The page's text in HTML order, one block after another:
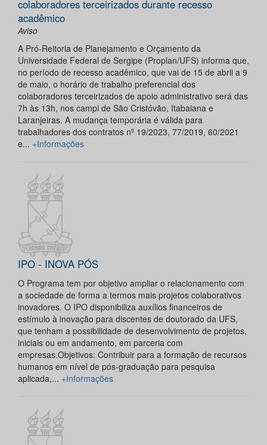
colaboradores terceirizados durante recesso
acadêmico
Aviso
A Pró-Reitoria de Planejamento e Orçamento da
Universidade Federal de Sergipe (Proplan/UFS) informa que,
no período de recesso acadêmico, que vai de 15 de abril a 9
de maio, o horário de trabalho preferencial dos
colaboradores terceirizados de apoio administrativo será das
7h às 13h, nos campi de São Cristóvão, Itabaiana e
Laranjeiras. A mudança temporária é válida para
trabalhadores dos contratos nº 19/2023, 77/2019, 60/2021
e... +Informações
IPO - INOVA PÓS
O Programa tem por objetivo ampliar o relacionamento com
a sociedade de forma a termos mais projetos colaborativos
inovadores. O IPO disponibiliza auxílios financeiros de
estímulo à inovação para discentes de doutorado da UFS,
que tenham a possibilidade de desenvolvimento de projetos,
iniciais ou em andamento, em parceria com
empresas.Objetivos: Contribuir para a formação de recursos
humanos em nível de pós-graduação para pesquisa
aplicada,... +Informações